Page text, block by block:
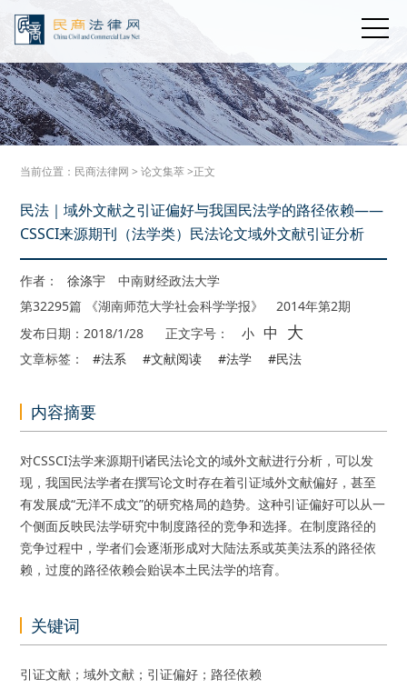
当前位置： 民商法律网 >论文集萃>正文
民法｜域外文献之引证偏好与我国民法学的路径依赖——
CSSCI来源期刊（法学类）民法论文域外文献引证分析
作者： 徐涤宇 中南财经政法大学
第32295篇 《湖南师范大学社会科学学报》 2014年第2期
发布日期：2018/1/28
正文字号： 小 中 大
文章标签： #法系 #文献阅读 #法学 #民法
内容摘要
对CSSCI法学来源期刊诸民法论文的域外文献进行分析，可以发
现，我国民法学者在撰写论文时存在着引证域外文献偏好，甚至
有发展成“无洋不成文”的研究格局的趋势。这种引证偏好可以从一
个侧面反映民法学研究中制度路径的竞争和选择。在制度路径的
竞争过程中，学者们会逐渐形成对大陆法系或英美法系的路径依
赖，过度的路径依赖会贻误本土民法学的培育。
关键词
引证文献；域外文献；引证偏好；路径依赖